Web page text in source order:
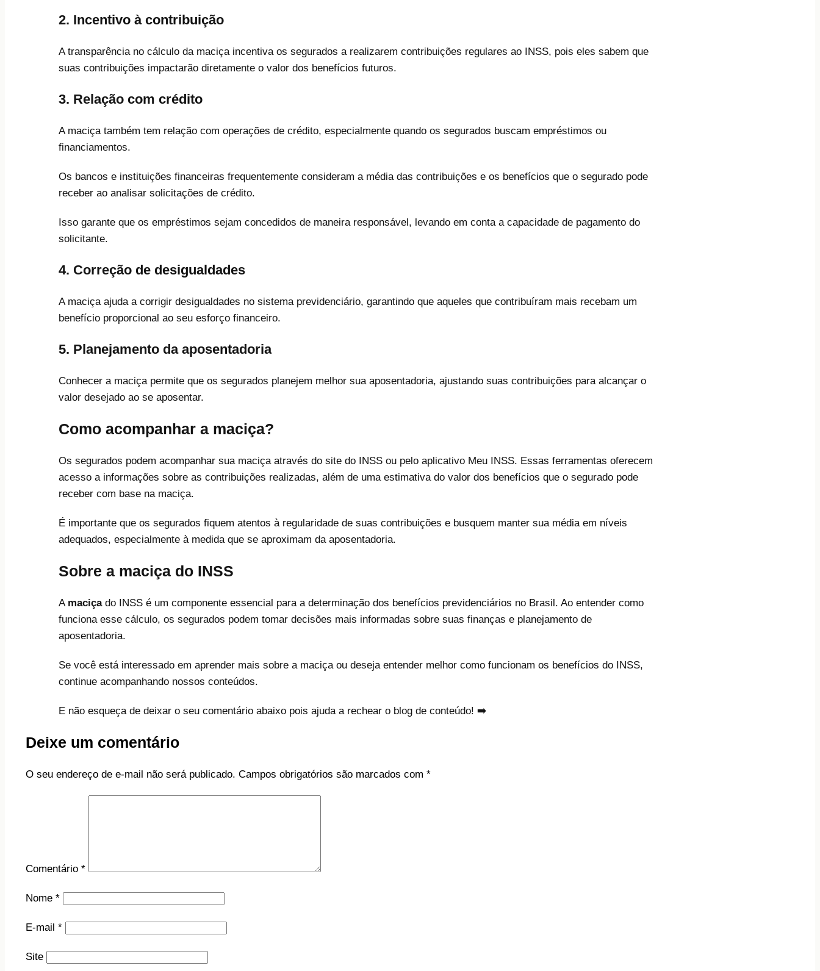
2. Incentivo à contribuição
A transparência no cálculo da maciça incentiva os segurados a realizarem contribuições regulares ao INSS, pois eles sabem que
suas contribuições impactarão diretamente o valor dos benefícios futuros.
3. Relação com crédito
A maciça também tem relação com operações de crédito, especialmente quando os segurados buscam empréstimos ou
financiamentos.
Os bancos e instituições financeiras frequentemente consideram a média das contribuições e os benefícios que o segurado pode
receber ao analisar solicitações de crédito.
Isso garante que os empréstimos sejam concedidos de maneira responsável, levando em conta a capacidade de pagamento do
solicitante.
4. Correção de desigualdades
A maciça ajuda a corrigir desigualdades no sistema previdenciário, garantindo que aqueles que contribuíram mais recebam um
benefício proporcional ao seu esforço financeiro.
5. Planejamento da aposentadoria
Conhecer a maciça permite que os segurados planejem melhor sua aposentadoria, ajustando suas contribuições para alcançar o
valor desejado ao se aposentar.
Como acompanhar a maciça?
Os segurados podem acompanhar sua maciça através do site do INSS ou pelo aplicativo Meu INSS. Essas ferramentas oferecem
acesso a informações sobre as contribuições realizadas, além de uma estimativa do valor dos benefícios que o segurado pode
receber com base na maciça.
É importante que os segurados fiquem atentos à regularidade de suas contribuições e busquem manter sua média em níveis
adequados, especialmente à medida que se aproximam da aposentadoria.
Sobre a maciça do INSS
A maciçado INSS é um componente essencial para a determinação dos benefícios previdenciários no Brasil. Ao entender como
funciona esse cálculo, os segurados podem tomar decisões mais informadas sobre suas finanças e planejamento de
aposentadoria.
Se você está interessado em aprender mais sobre a maciça ou deseja entender melhor como funcionam os benefícios do INSS,
continue acompanhando nossos conteúdos.
E não esqueça de deixar o seu comentário abaixo pois ajuda a rechear o blog de conteúdo! ➡️
Deixe um comentário
O seu endereço de e-mail não será publicado. Campos obrigatórios são marcados com *
Comentário *
Nome *
E-mail *
Site